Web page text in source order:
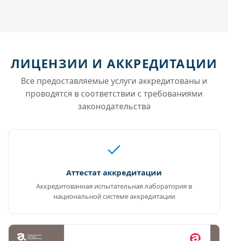
ЛИЦЕНЗИИ И АККРЕДИТАЦИИ
Все предоставляемые услуги аккредитованы и
проводятся в соответствии с требованиями
законодательства
Аттестат аккредитации
Аккредитованная испытательная лаборатория в
национальной системе аккредитации